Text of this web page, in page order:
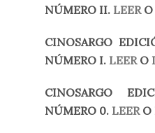
NÚMERO II. LEERO
CINOSARGO
NÚMERO I. LEERO
CINOSARGO
NÚMERO 0. LEERO